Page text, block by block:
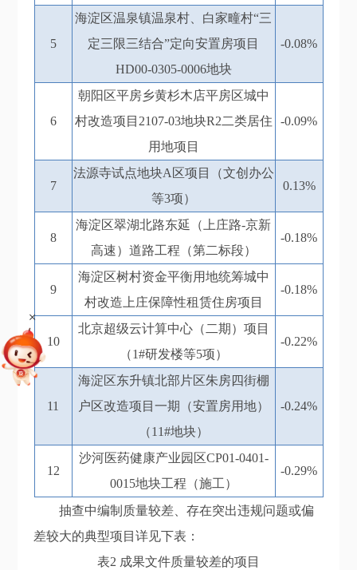
5
海淀区温泉镇温泉村、白家疃村“三
定三限三结合”定向安置房项目
HD00-0305-0006地块
-0.08%
6
朝阳区平房乡黄杉木店平房区城中
村改造项目2107-03地块R2二类居住
用地项目
-0.09%
7
法源寺试点地块A区项目（文创办公
等3项）
0.13%
8
海淀区翠湖北路东延（上庄路-京新
高速）道路工程（第二标段）
-0.18%
9
海淀区树村资金平衡用地统筹城中
村改造上庄保障性租赁住房项目
-0.18%
10
北京超级云计算中心（二期）项目
（1#研发楼等5项）
-0.22%
11
海淀区东升镇北部片区朱房四街棚
户区改造项目一期（安置房用地）
（11#地块）
-0.24%
12
沙河医药健康产业园区CP01-0401-
0015地块工程（施工）
-0.29%
抽查中编制质量较差、存在突出违规问题或偏
差较大的典型项目详见下表：
表2 成果文件质量较差的项目
+